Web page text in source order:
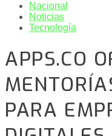
Nacional
Noticias
Tecnología
APPS.CO
PARA